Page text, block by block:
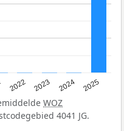
2022 2023 2024 2025
WOZ
4041 JG.